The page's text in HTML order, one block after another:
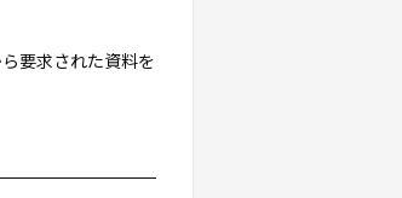
要求された資料を